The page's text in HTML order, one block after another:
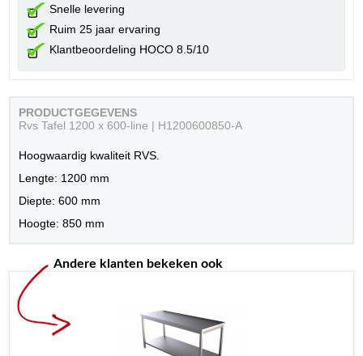
Snelle levering
Ruim 25 jaar ervaring
Klantbeoordeling HOCO 8.5/10
PRODUCTGEGEVENS
Rvs Tafel 1200 x 600-line | H1200600850-A
Hoogwaardig kwaliteit RVS.
Lengte: 1200 mm
Diepte: 600 mm
Hoogte: 850 mm
Andere klanten bekeken ook